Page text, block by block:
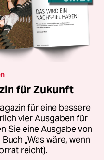
für Zukunft
für eine bessere
vier Ausgaben für
Sie eine Ausgabe von
„Was wäre, wenn
reicht).